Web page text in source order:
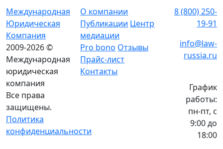
Международная
Юридическая
Компания
2009-2026 ©
Международная
юридическая
компания
Все права
защищены.
Политика
конфиденциальности
О компании
Публикации Центр
медиации
Pro bono Отзывы
Прайс-лист
Контакты
8 (800) 250-
19-91
info@law-
russia.ru
График
работы:
пн-пт, с
9:00 до
18:00